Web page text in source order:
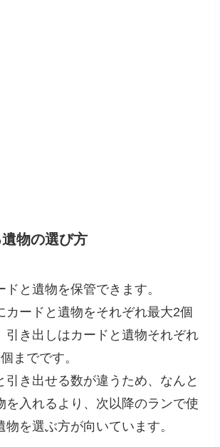
物の選び方
ドと遺物を保管できます。
カードと遺物をそれぞれ最大2個
引き出しはカードと遺物それぞれ
までです。
引き出せる数が違うため、なんと
を入れるより、次以降のランで使
物を選ぶ方が向いています。